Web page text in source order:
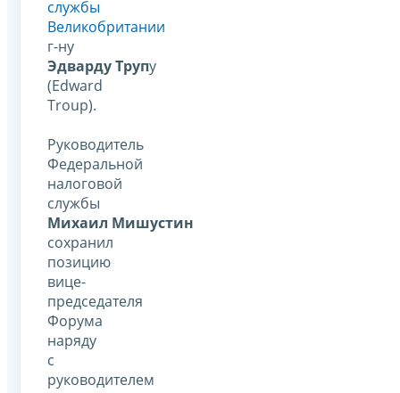
службы
Великобритании
г-ну
Эдварду Трупу
(Edward
Troup).
Руководитель
Федеральной
налоговой
службы
Михаил Мишустин
сохранил
позицию
вице-
председателя
Форума
наряду
с
руководителем